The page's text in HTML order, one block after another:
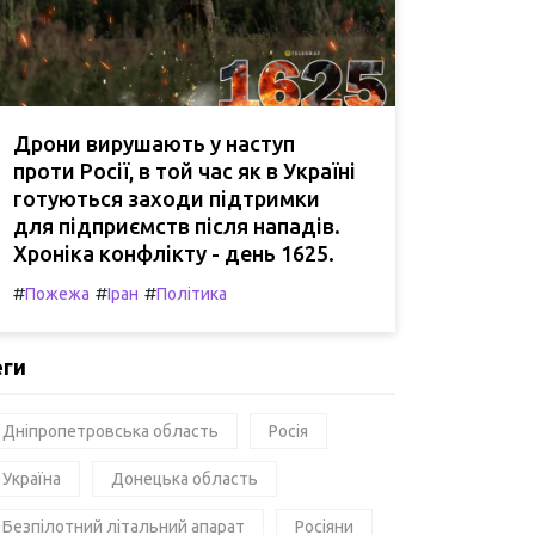
Дрони вирушають у наступ
проти Росії, в той час як в Україні
готуються заходи підтримки
для підприємств після нападів.
Хроніка конфлікту - день 1625.
#Пожежа #Іран #Політика
Дніпропетровська область Росія
Україна Донецька область
Безпілотний літальний апарат Росіяни